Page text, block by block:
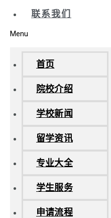
联系我们
Menu
首页
院校介绍
学校新闻
留学资讯
专业大全
学生服务
申请流程